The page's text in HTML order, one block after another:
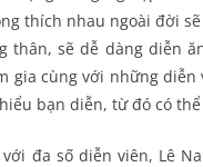
thích nhau ngoài đời
thân, sẽ dễ dàng diễn
gia cùng với những
bạn diễn, từ đó có
đa số diễn viên, Lê